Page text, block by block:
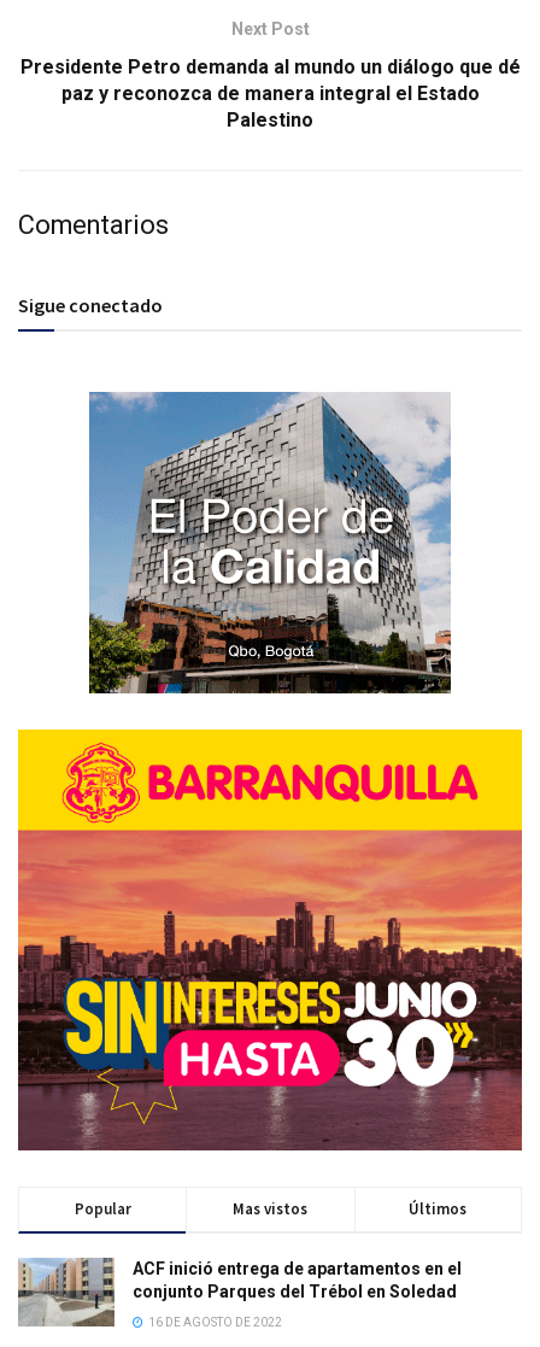
Next Post
Presidente Petro demanda al mundo un diálogo que dé
paz y reconozca de manera integral el Estado
Palestino
Comentarios
Sigue conectado
Popular Mas vistos Últimos
ACF inició entrega de apartamentos en el
conjunto Parques del Trébol en Soledad
16 DE AGOSTO DE 2022